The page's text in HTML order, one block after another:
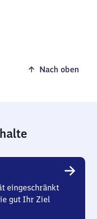
Nach oben
eingeschränkt
gut Ihr Ziel